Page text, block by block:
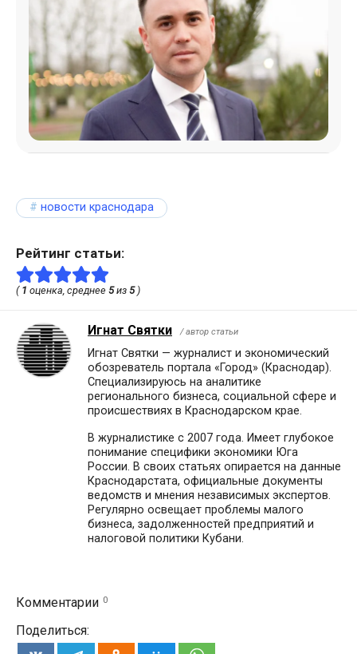
новости краснодара
Рейтинг статьи:
( 1 оценка, среднее 5из 5)
Игнат Святки / автор статьи
Игнат Святки — журналист и экономический
обозреватель портала «Город» (Краснодар).
Специализируюсь на аналитике
регионального бизнеса, социальной сфере и
происшествиях в Краснодарском крае.
В журналистике с 2007 года. Имеет глубокое
понимание специфики экономики Юга
России. В своих статьях опирается на данные
Краснодарстата, официальные документы
ведомств и мнения независимых экспертов.
Регулярно освещает проблемы малого
бизнеса, задолженностей предприятий и
налоговой политики Кубани.
Комментарии 0
Поделиться: